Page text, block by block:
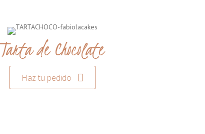
Tarta de Chocolate
Haz tu pedido